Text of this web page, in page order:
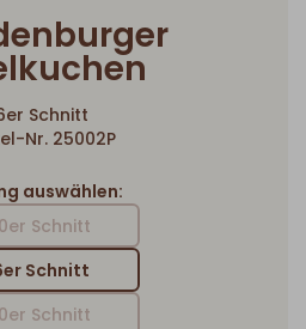
Schnitt
Nr. 25002P
auswählen:
Schnitt
Schnitt
Schnitt